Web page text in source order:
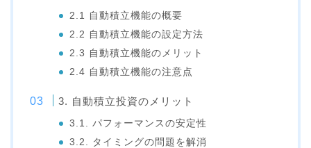
2.1 自動積立機能の概要
2.2 自動積立機能の設定方法
2.3 自動積立機能のメリット
2.4 自動積立機能の注意点
3. 自動積立投資のメリット
3.1. パフォーマンスの安定性
3.2. タイミングの問題を解消